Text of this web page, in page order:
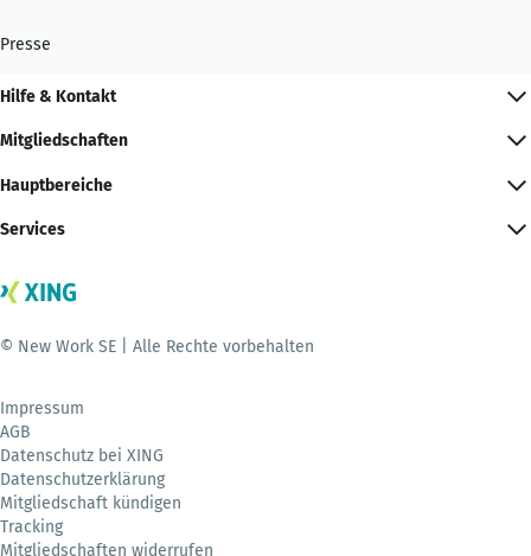
Presse
Hilfe & Kontakt
Mitgliedschaften
Hauptbereiche
Services
© New Work SE | Alle Rechte vorbehalten
Impressum
AGB
Datenschutz bei XING
Datenschutzerklärung
Mitgliedschaft kündigen
Tracking
Mitgliedschaften widerrufen